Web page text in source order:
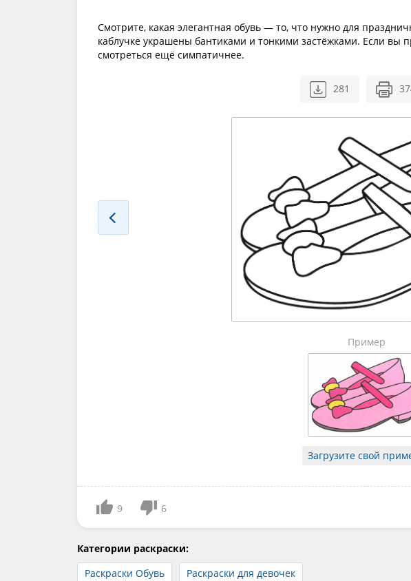
Смотрите, какая элегантная обувь — то, что нужно для
каблучке украшены бантиками и тонкими застёжками. Если вы
смотреться ещё симпатичнее.
281
Пример
Загрузите свой
9 6
Категории раскраски:
Раскраски Обувь
Раскраски для девочек